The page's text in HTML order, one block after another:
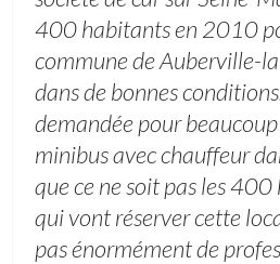
400 habitants en 2010
commune de Auberville-
dans de bonnes
demandée pour
minibus avec chauffeur
que ce ne soit pas les
qui vont réserver cette
pas énormément de